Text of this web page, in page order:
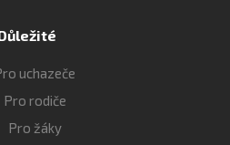
uchazeče
Pro rodiče
Pro žáky